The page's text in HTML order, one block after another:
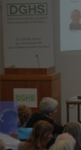
Vorheriges